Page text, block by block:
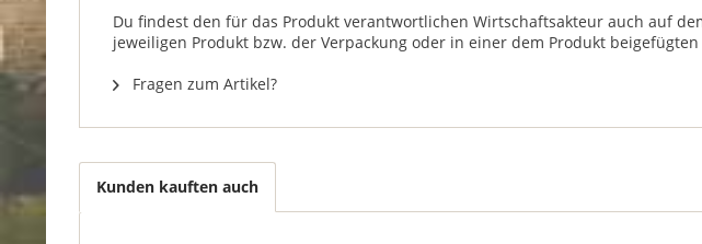
Du findest den für das Produkt verantwortlichen Wirtschaftsakteur auch auf
jeweiligen Produkt bzw. der Verpackung oder in einer dem Produkt
Fragen zum Artikel?
Kunden kauften auch